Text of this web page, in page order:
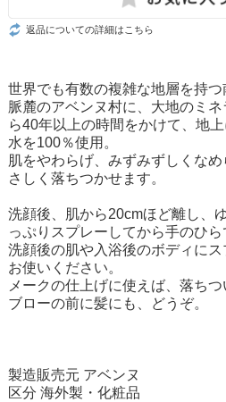
返品についての詳細はこちら
世界でも有数の複雑な地層を持
脈麓のアベンヌ村に、大地のミ
ら40年以上の時間をかけて、地
水を100％使用。
肌をやわらげ、みずみずしくな
さしく落ちつかせます。
洗顔後、肌から20cmほど離し、
っぷりスプレーしてから手のひら
洗顔後の肌や入浴後のボディに
お使いください。
メークの仕上げに使えば、落ちつ
ブローの前に髪にも、どうぞ。
製造販売元 アベンヌ
区分 海外製・化粧品